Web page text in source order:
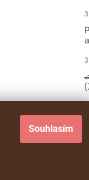
Souhlasím